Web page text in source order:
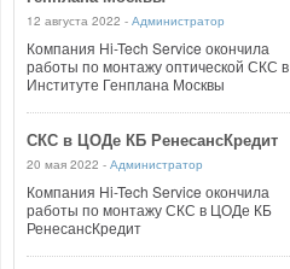
12 августа 2022 - Администратор
Компания Hi-Tech Service окончила
работы по монтажу оптической СКС в
Институте Генплана Москвы
СКС в ЦОДе КБ РенесансКредит
20 мая 2022 - Администратор
Компания Hi-Tech Service окончила
работы по монтажу СКС в ЦОДе КБ
РенесансКредит